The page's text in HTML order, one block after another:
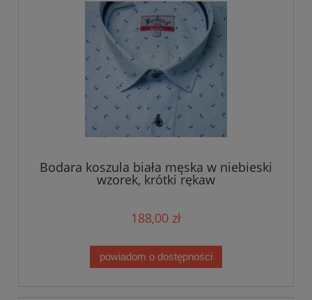
Bodara koszula biała męska w niebieski
wzorek, krótki rękaw
188,00 zł
powiadom o dostępności